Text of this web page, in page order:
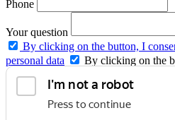
Phone
Your question
By clicking on the button, I
personal data
By clicking on the
agreement